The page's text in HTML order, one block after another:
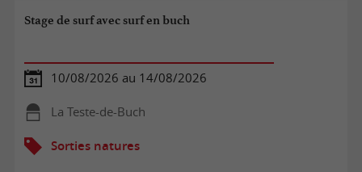
Stage de surf avec surf en buch
10/08/2026 au 14/08/2026
La Teste-de-Buch
Sorties natures